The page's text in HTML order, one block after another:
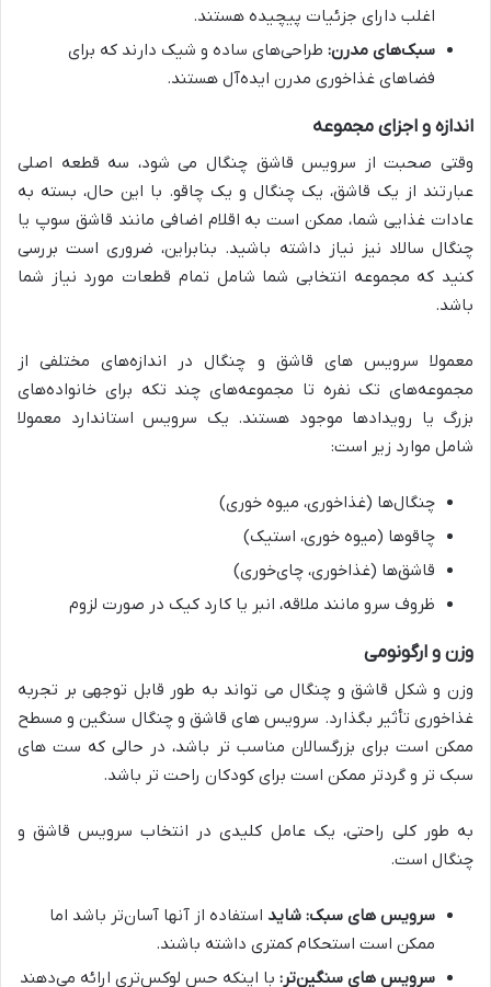
اغلب دارای جزئیات پیچیده هستند.
سبک‌های مدرن: طراحی‌های ساده و شیک دارند که برای
فضاهای غذاخوری مدرن ایده‌آل هستند.
اندازه و اجزای مجموعه
وقتی صحبت از سرویس قاشق چنگال می شود، سه قطعه اصلی
عبارتند از یک قاشق، یک چنگال و یک چاقو. با این حال، بسته به
عادات غذایی شما، ممکن است به اقلام اضافی مانند قاشق سوپ یا
چنگال سالاد نیز نیاز داشته باشید. بنابراین، ضروری است بررسی
کنید که مجموعه انتخابی شما شامل تمام قطعات مورد نیاز شما
باشد.
معمولا سرویس های قاشق و چنگال در اندازه‌های مختلفی از
مجموعه‌های تک نفره تا مجموعه‌های چند تکه برای خانواده‌های
بزرگ یا رویدادها موجود هستند. یک سرویس استاندارد معمولا
شامل موارد زیر است:
چنگال‌ها (غذاخوری، میوه خوری)
چاقوها (میوه خوری، استیک)
قاشق‌ها (غذاخوری، چای‌خوری)
ظروف سرو مانند ملاقه، انبر یا کارد کیک در صورت لزوم
وزن و ارگونومی
وزن و شکل قاشق و چنگال می تواند به طور قابل توجهی بر تجربه
غذاخوری تأثیر بگذارد. سرویس های قاشق و چنگال سنگین و مسطح
ممکن است برای بزرگسالان مناسب تر باشد، در حالی که ست های
سبک تر و گردتر ممکن است برای کودکان راحت تر باشد.
به طور کلی راحتی، یک عامل کلیدی در انتخاب سرویس قاشق و
چنگال است.
سرویس های سبک: شاید استفاده از آنها آسان‌تر باشد اما
ممکن است استحکام کمتری داشته باشند.
سرویس های سنگین‌تر: با اینکه حس لوکس‌تری ارائه می‌دهند